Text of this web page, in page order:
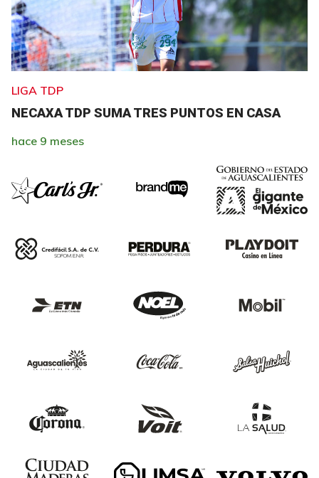
LIGA TDP
NECAXA TDP SUMA TRES PUNTOS EN CASA
hace 9 meses